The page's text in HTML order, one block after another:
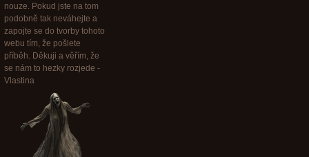
nouze. Pokud jste na tom
podobně tak neváhejte a
zapojte se do tvorby tohoto
webu tím, že pošlete
příběh. Děkuji a věřím, že
se nám to hezky rozjede -
Vlastina